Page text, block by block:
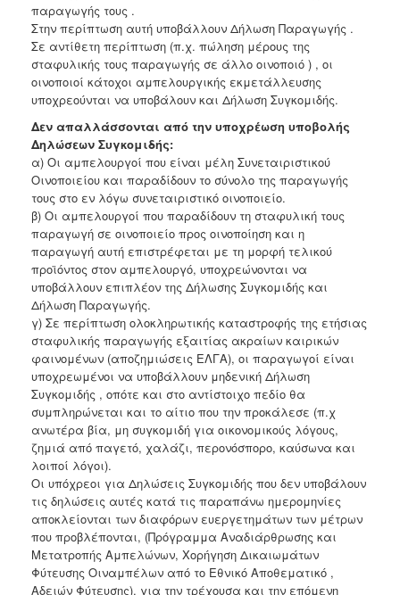
παραγωγής τους .
Στην περίπτωση αυτή υποβάλλουν Δήλωση Παραγωγής .
Σε αντίθετη περίπτωση (π.χ. πώληση μέρους της
σταφυλικής τους παραγωγής σε άλλο οινοποιό ) , οι
οινοποιοί κάτοχοι αμπελουργικής εκμετάλλευσης
υποχρεούνται να υποβάλουν και Δήλωση Συγκομιδής.
Δεν απαλλάσσονται από την υποχρέωση υποβολής
Δηλώσεων Συγκομιδής:
α) Οι αμπελουργοί που είναι μέλη Συνεταιριστικού
Οινοποιείου και παραδίδουν το σύνολο της παραγωγής
τους στο εν λόγω συνεταιριστικό οινοποιείο.
β) Οι αμπελουργοί που παραδίδουν τη σταφυλική τους
παραγωγή σε οινοποιείο προς οινοποίηση και η
παραγωγή αυτή επιστρέφεται με τη μορφή τελικού
προϊόντος στον αμπελουργό, υποχρεώνονται να
υποβάλλουν επιπλέον της Δήλωσης Συγκομιδής και
Δήλωση Παραγωγής.
γ) Σε περίπτωση ολοκληρωτικής καταστροφής της ετήσιας
σταφυλικής παραγωγής εξαιτίας ακραίων καιρικών
φαινομένων (αποζημιώσεις ΕΛΓΑ), οι παραγωγοί είναι
υποχρεωμένοι να υποβάλλουν μηδενική Δήλωση
Συγκομιδής , οπότε και στο αντίστοιχο πεδίο θα
συμπληρώνεται και το αίτιο που την προκάλεσε (π.χ
ανωτέρα βία, μη συγκομιδή για οικονομικούς λόγους,
ζημιά από παγετό, χαλάζι, περονόσπορο, καύσωνα και
λοιποί λόγοι).
Οι υπόχρεοι για Δηλώσεις Συγκομιδής που δεν υποβάλουν
τις δηλώσεις αυτές κατά τις παραπάνω ημερομηνίες
αποκλείονται των διαφόρων ευεργετημάτων των μέτρων
που προβλέπονται, (Πρόγραμμα Αναδιάρθρωσης και
Μετατροπής Αμπελώνων, Χορήγηση Δικαιωμάτων
Φύτευσης Οιναμπέλων από το Εθνικό Αποθεματικό ,
Αδειών Φύτευσης), για την τρέχουσα και την επόμενη